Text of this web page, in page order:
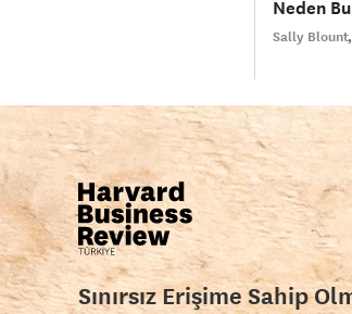
Neden
Sally Blount
Sınırsız Erişime Sahip